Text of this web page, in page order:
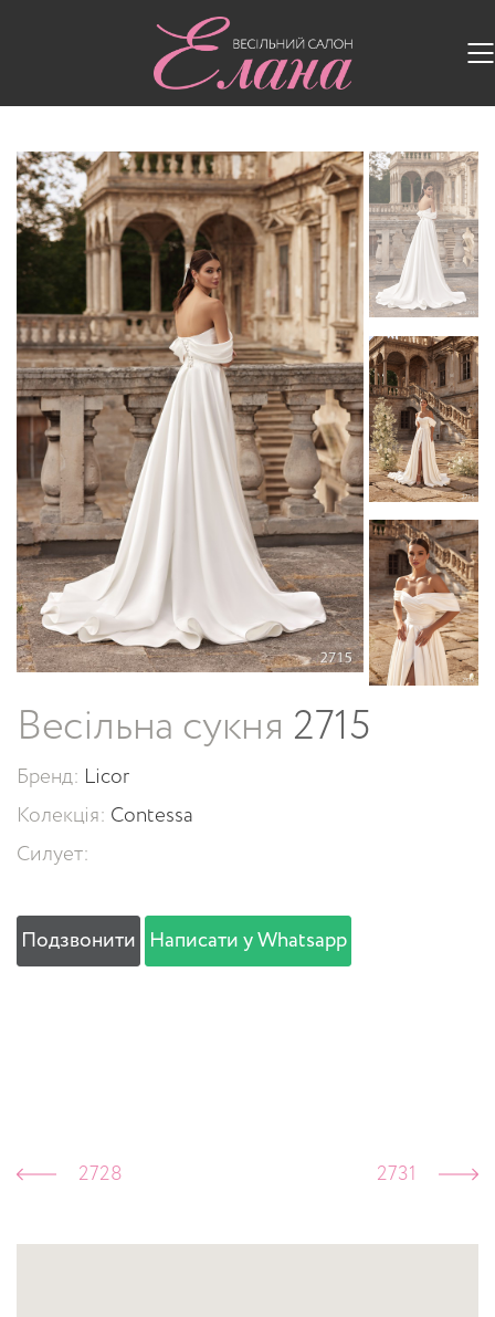
Весільні сукні/
Весільна сукня 2715
Бренд: Licor
Колекція: Contessa
Силует:
Подзвонити Написати у Whatsapp
2728 2731